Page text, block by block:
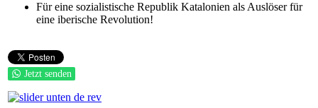
Für eine sozialistische Republik Katalonien als Auslöser für
eine iberische Revolution!
Jetzt senden